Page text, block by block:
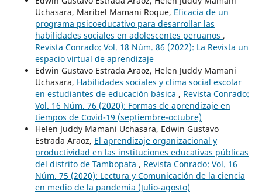
Uchasara, Maribel Mamani Roque, Eficacia de un
programa psicoeducativo para desarrollar las
habilidades sociales en adolescentes peruanos ,
Revista Conrado: Vol. 18 Núm. 86 (2022): La Revista un
espacio virtual de aprendizaje
Edwin Gustavo Estrada Araoz, Helen Juddy Mamani
Uchasara, Habilidades sociales y clima social escolar
en estudiantes de educación básica , Revista Conrado:
Vol. 16 Núm. 76 (2020): Formas de aprendizaje en
tiempos de Covid-19 (septiembre-octubre)
Helen Juddy Mamani Uchasara, Edwin Gustavo
Estrada Araoz, El aprendizaje organizacional y
productividad en las instituciones educativas públicas
del distrito de Tambopata , Revista Conrado: Vol. 16
Núm. 75 (2020): Lectura y Comunicación de la ciencia
en medio de la pandemia (Julio-agosto)